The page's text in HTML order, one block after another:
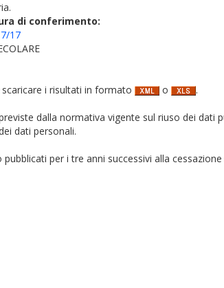
di conferimento:
17
i risultati in formato o .
dalla normativa vigente sul riuso dei
dati personali.
per i tre anni successivi alla cessazione